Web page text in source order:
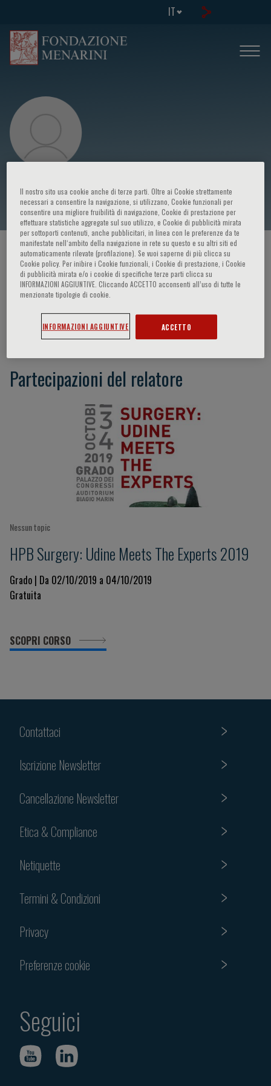
IT
Valentino Fiscon
HOME PAGE / CORSI ED EVENTI / RELATORE
Valentino Fiscon
Partecipazioni del relatore
Nessun topic
HPB Surgery: Udine Meets The Experts 2019
Grado | Da 02/10/2019 a 04/10/2019
Gratuita
SCOPRI CORSO
Contattaci
Iscrizione Newsletter
Cancellazione Newsletter
Etica & Compliance
Netiquette
Termini & Condizioni
Privacy
Preferenze cookie
Seguici
Il nostro sito usa cookie anche di terze parti. Oltre ai Cookie strettamente
necessari a consentire la navigazione, si utilizzano, Cookie funzionali per
consentire una migliore fruibilità di navigazione, Cookie di prestazione per
effettuare statistiche aggregate sul suo utilizzo, e Cookie di pubblicità mirata
per sottoporti contenuti, anche pubblicitari, in linea con le preferenze da te
manifestate nell‘ambito della navigazione in rete su questo e su altri siti ed
automaticamente rilevate (profilazione). Se vuoi saperne di più clicca su
Cookie policy. Per inibire i Cookie funzionali, i Cookie di prestazione, i Cookie
di pubblicità mirata e/o i cookie di specifiche terze parti clicca su
INFORMAZIONI AGGIUNTIVE. Cliccando ACCETTO acconsenti all’uso di tutte le
menzionate tipologie di cookie.
INFORMAZIONI AGGIUNTIVE ACCETTO